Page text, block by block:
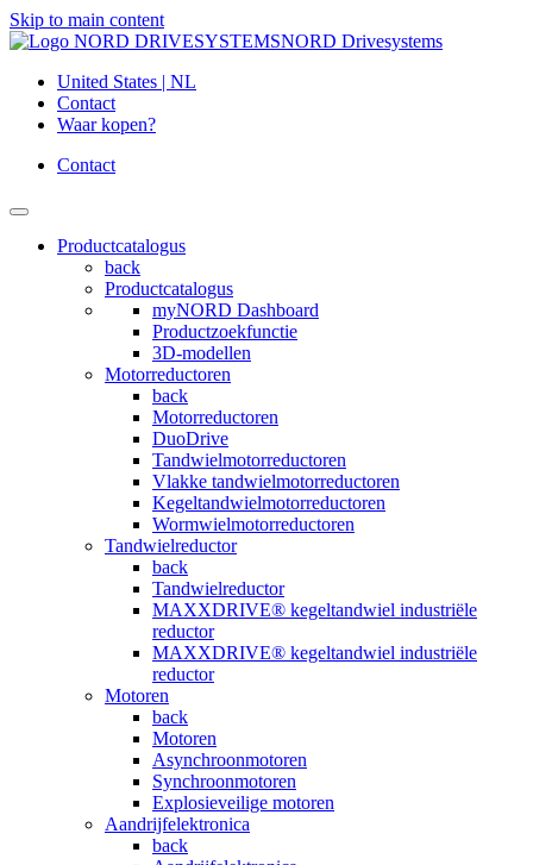
Skip to main content
NORD Drivesystems
United States | NL
Contact
Waar kopen?
Contact
Productcatalogus
back
Productcatalogus
myNORD Dashboard
Productzoekfunctie
3D-modellen
Motorreductoren
back
Motorreductoren
DuoDrive
Tandwielmotorreductoren
Vlakke tandwielmotorreductoren
Kegeltandwielmotorreductoren
Wormwielmotorreductoren
Tandwielreductor
back
Tandwielreductor
MAXXDRIVE® kegeltandwiel industriële
reductor
MAXXDRIVE® kegeltandwiel industriële
reductor
Motoren
back
Motoren
Asynchroonmotoren
Synchroonmotoren
Explosieveilige motoren
Aandrijfelektronica
back